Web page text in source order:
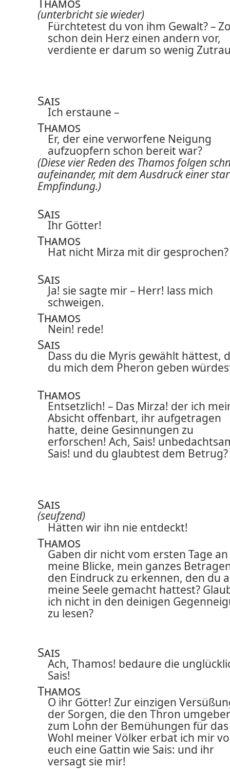
(unterbricht sie wieder)
Fürchtetest du von ihm Gewalt? –
schon dein Herz einen andern vor,
verdiente er darum so wenig
Sais
Ich erstaune –
Thamos
Er, der eine verworfene Neigung
aufzuopfern schon bereit war?
(Diese vier Reden des Thamos folgen
aufeinander, mit dem Ausdruck einer
Empfindung.)
Sais
Ihr Götter!
Thamos
Hat nicht Mirza mit dir gesprochen?
Sais
Ja! sie sagte mir – Herr! lass mich
schweigen.
Thamos
Nein! rede!
Sais
Dass du die Myris gewählt hättest,
du mich dem Pheron geben
Thamos
Entsetzlich! – Das Mirza! der ich
Absicht offenbart, ihr aufgetragen
hatte, deine Gesinnungen zu
erforschen! Ach, Sais!
Sais! und du glaubtest dem Betrug?
Sais
(seufzend)
Hätten wir ihn nie entdeckt!
Thamos
Gaben dir nicht vom ersten Tage an
meine Blicke, mein ganzes
den Eindruck zu erkennen, den du
meine Seele gemacht hattest?
ich nicht in den deinigen
zu lesen?
Sais
Ach, Thamos! bedaure die
Sais!
Thamos
O ihr Götter! Zur einzigen
der Sorgen, die den Thron
zum Lohn der Bemühungen für das
Wohl meiner Völker erbat ich mir
euch eine Gattin wie Sais: und ihr
versagt sie mir!